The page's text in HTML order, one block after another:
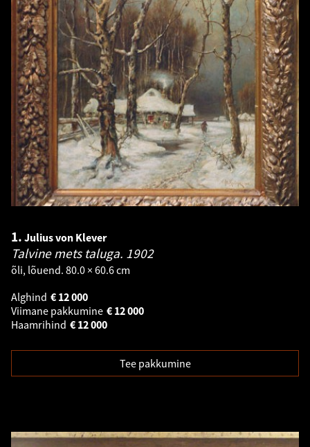
1. Julius von Klever
Talvine mets taluga. 1902
õli, lõuend. 80.0 × 60.6 cm
Alghind
12 000
€
Viimane pakkumine
12 000
€
Haamrihind
12 000
€
Tee pakkumine